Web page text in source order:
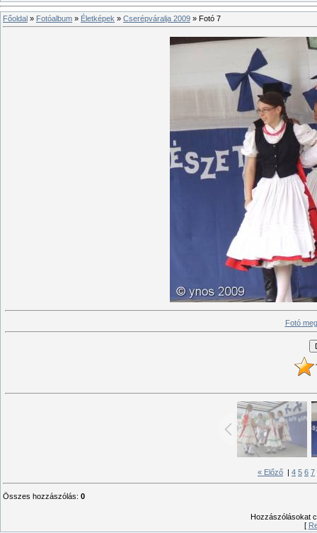
Főoldal » Fotóalbum » Életképek » Cserépváralja 2009 » Fotó 7
Fotó
« Előző 4 5 6 7
Összes hozzászólás: 0
Hozzászólásokat
[